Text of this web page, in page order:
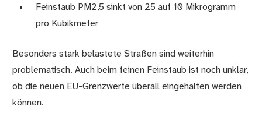
Feinstaub PM2,5 sinkt von 25 auf 10 Mikrogramm
pro Kubikmeter
Besonders stark belastete Straßen sind weiterhin
problematisch. Auch beim feinen Feinstaub ist noch unklar,
ob die neuen EU-Grenzwerte überall eingehalten werden
können.